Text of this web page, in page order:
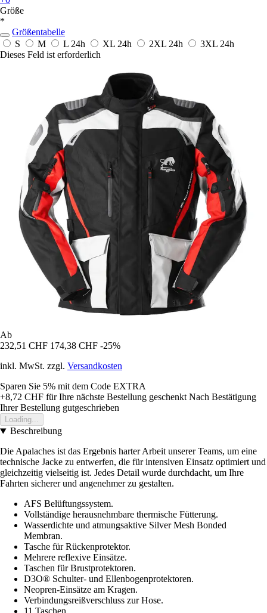
Größe
*
Größentabelle
S
M L 24h XL 24h 2XL 24h 3XL 24h
Dieses Feld ist erforderlich
Ab
232,51 CHF 174,38 CHF -25%
inkl. MwSt. zzgl. Versandkosten
Sparen Sie 5% mit dem Code EXTRA
+8,72 CHF für Ihre nächste Bestellung geschenkt Nach Bestätigung
Ihrer Bestellung gutgeschrieben
Loading...
Beschreibung
Die Apalaches ist das Ergebnis harter Arbeit unserer Teams, um eine
technische Jacke zu entwerfen, die für intensiven Einsatz optimiert und
gleichzeitig vielseitig ist. Jedes Detail wurde durchdacht, um Ihre
Fahrten sicherer und angenehmer zu gestalten.
AFS Belüftungssystem.
Vollständige herausnehmbare thermische Fütterung.
Wasserdichte und atmungsaktive Silver Mesh Bonded
Membran.
Tasche für Rückenprotektor.
Mehrere reflexive Einsätze.
Taschen für Brustprotektoren.
D3O® Schulter- und Ellenbogenprotektoren.
Neopren-Einsätze am Kragen.
Verbindungsreißverschluss zur Hose.